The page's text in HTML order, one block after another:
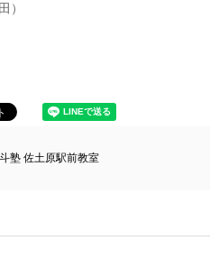
）
塾 佐土原駅前教室